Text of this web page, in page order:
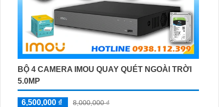
BỘ 4 CAMERA IMOU QUAY QUÉT NGOÀI TRỜI
5.0MP
6,500,000 ₫
8,000,000 ₫